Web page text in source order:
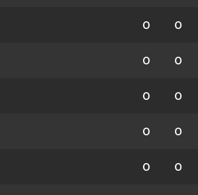
0 0
0 0
0 0
0 0
0 0